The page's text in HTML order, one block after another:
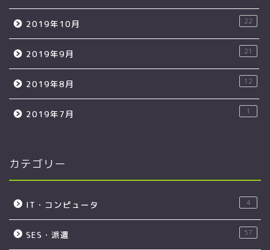
2019年10月 22
2019年9月 21
2019年8月 12
2019年7月 1
カテゴリー
IT・コンピュータ 4
SES・派遣 57